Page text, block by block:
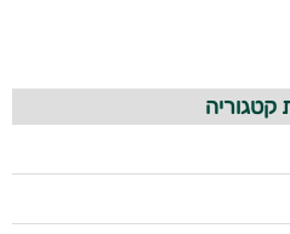
קטגוריה